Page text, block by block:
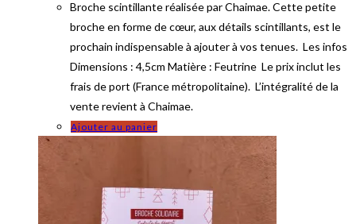
Broche scintillante réalisée par Chaimae. Cette petite
broche en forme de cœur, aux détails scintillants, est le
prochain indispensable à ajouter à vos tenues. Les infos
Dimensions : 4,5cm Matière : Feutrine Le prix inclut les
frais de port (France métropolitaine). L’intégralité de la
vente revient à Chaimae.
Ajouter au panier